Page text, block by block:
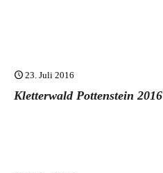
23. Juli 2016
Kletterwald Pottenstein 2016